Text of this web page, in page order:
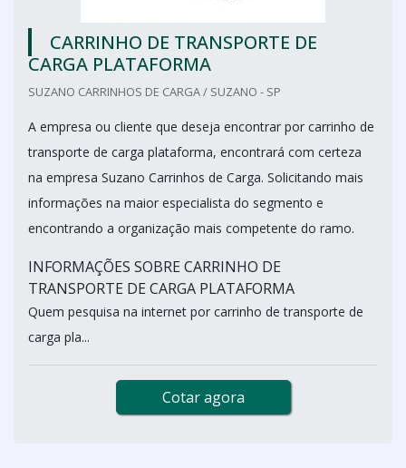
CARRINHO DE TRANSPORTE DE
CARGA PLATAFORMA
SUZANO CARRINHOS DE CARGA / SUZANO - SP
A empresa ou cliente que deseja encontrar por carrinho de
transporte de carga plataforma, encontrará com certeza
na empresa Suzano Carrinhos de Carga. Solicitando mais
informações na maior especialista do segmento e
encontrando a organização mais competente do ramo.
INFORMAÇÕES SOBRE CARRINHO DE
TRANSPORTE DE CARGA PLATAFORMA
Quem pesquisa na internet por carrinho de transporte de
carga pla...
Cotar agora